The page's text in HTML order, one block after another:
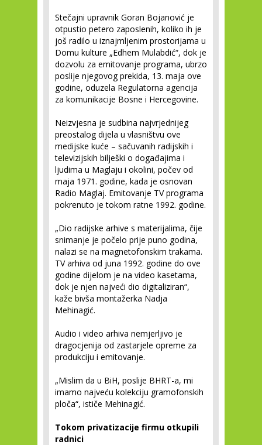
Stečajni upravnik Goran Bojanović je
otpustio petero zaposlenih, koliko ih je
još radilo u iznajmljenim prostorijama u
Domu kulture „Edhem Mulabdić“, dok je
dozvolu za emitovanje programa, ubrzo
poslije njegovog prekida, 13. maja ove
godine, oduzela Regulatorna agencija
za komunikacije Bosne i Hercegovine.
Neizvjesna je sudbina najvrjednijeg
preostalog dijela u vlasništvu ove
medijske kuće – sačuvanih radijskih i
televizijskih bilješki o događajima i
ljudima u Maglaju i okolini, počev od
maja 1971. godine, kada je osnovan
Radio Maglaj. Emitovanje TV programa
pokrenuto je tokom ratne 1992. godine.
„Dio radijske arhive s materijalima, čije
snimanje je počelo prije puno godina,
nalazi se na magnetofonskim trakama.
TV arhiva od juna 1992. godine do ove
godine dijelom je na video kasetama,
dok je njen najveći dio digitaliziran“,
kaže bivša montažerka Nadja
Mehinagić.
Audio i video arhiva nemjerljivo je
dragocjenija od zastarjele opreme za
produkciju i emitovanje.
„Mislim da u BiH, poslije BHRT-a, mi
imamo najveću kolekciju gramofonskih
ploča“, ističe Mehinagić.
Tokom privatizacije firmu otkupili
radnici